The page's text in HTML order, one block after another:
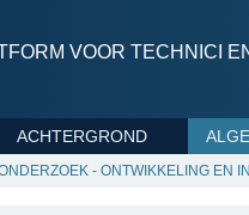
VOOR TECHNICI
ACHTERGROND
- ONTWIKKELING EN